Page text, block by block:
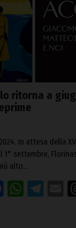
ritorna a
In attesa della
settembre,
alto…
Facebook